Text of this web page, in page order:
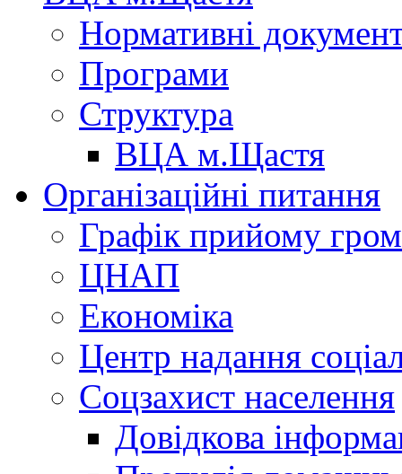
Нормативні
Програми
Структура
ВЦА м.Щастя
Організаційні питання
Графік прийому
ЦНАП
Економіка
Центр надання
Соцзахист населення
Довідкова